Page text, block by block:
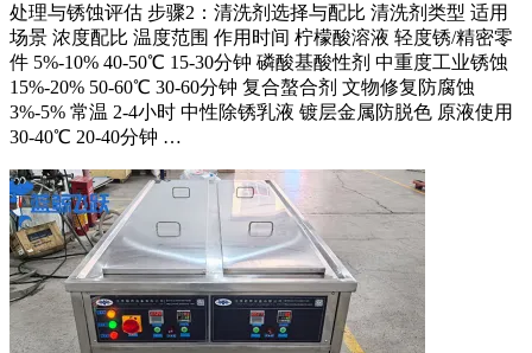
处理与锈蚀评估 步骤2：清洗剂选择与配比 清洗剂类型 适用
场景 浓度配比 温度范围 作用时间 柠檬酸溶液 轻度锈/精密零
件 5%-10% 40-50℃ 15-30分钟 磷酸基酸性剂 中重度工业锈蚀
15%-20% 50-60℃ 30-60分钟 复合螯合剂 文物修复防腐蚀
3%-5% 常温 2-4小时 中性除锈乳液 镀层金属防脱色 原液使用
30-40℃ 20-40分钟 …